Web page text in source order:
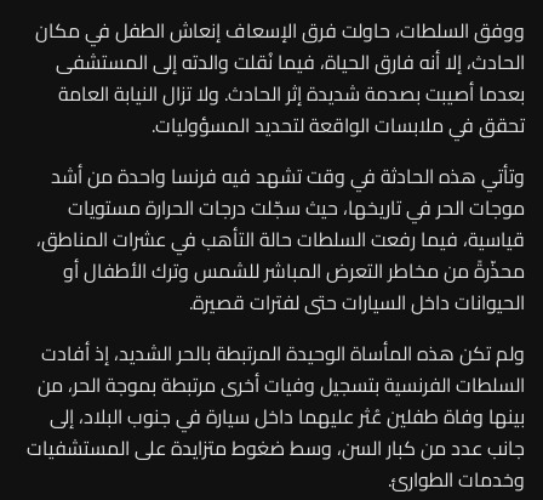
ووفق السلطات، حاولت فرق الإسعاف إنعاش الطفل في مكان
الحادث، إلا أنه فارق الحياة، فيما نُقلت والدته إلى المستشفى
بعدما أصيبت بصدمة شديدة إثر الحادث. ولا تزال النيابة العامة
تحقق في ملابسات الواقعة لتحديد المسؤوليات.
وتأتي هذه الحادثة في وقت تشهد فيه فرنسا واحدة من أشد
موجات الحر في تاريخها، حيث سجّلت درجات الحرارة مستويات
قياسية، فيما رفعت السلطات حالة التأهب في عشرات المناطق،
محذّرةً من مخاطر التعرض المباشر للشمس وترك الأطفال أو
الحيوانات داخل السيارات حتى لفترات قصيرة.
ولم تكن هذه المأساة الوحيدة المرتبطة بالحر الشديد، إذ أفادت
السلطات الفرنسية بتسجيل وفيات أخرى مرتبطة بموجة الحر، من
بينها وفاة طفلين عُثر عليهما داخل سيارة في جنوب البلاد، إلى
جانب عدد من كبار السن، وسط ضغوط متزايدة على المستشفيات
وخدمات الطوارئ.